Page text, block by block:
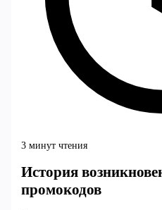
3 минут чтения
История
промокодов